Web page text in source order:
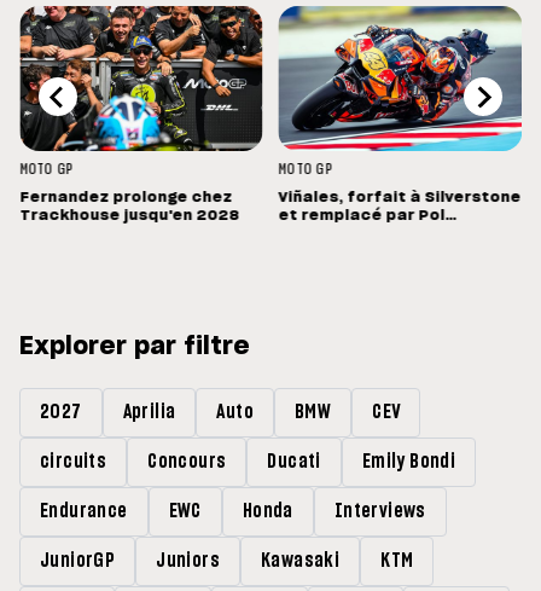
MOTO GP
Fernandez prolonge chez
Trackhouse jusqu'en 2028
MOTO GP
Viñales, forfait à Silverstone
et remplacé par Pol
Explorer par filtre
2027 Aprilia Auto BMW CEV
circuits Concours Ducati Emily Bondi
Endurance EWC Honda Interviews
JuniorGP Juniors Kawasaki KTM